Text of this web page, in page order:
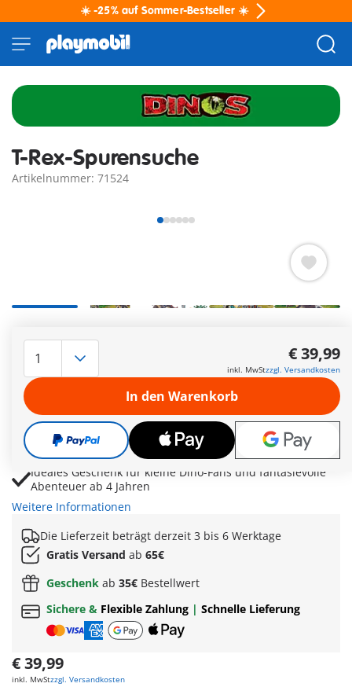
☀️ -25% auf Sommer-Bestseller ☀️
T-Rex-Spurensuche
Artikelnummer: 71524
aufklappbarem Kiefer für realistischen Dinospielspaß
Forscherin mit Motorrad und Anhänger startet spannende
Expeditionen in die Dinosaurierwelt
Fußabdruck, Schlammpfütze und Beuteüberreste sorgen
für aufregende Spurensuche
Lupe, Kamera, Landkarte und Dino-Wissenskarte fördern
spielerisches Entdecken
Ideales Geschenk für kleine Dino-Fans und fantasievolle
Abenteuer ab 4 Jahren
Weitere Informationen
Die Lieferzeit beträgt derzeit 3 bis 6 Werktage
Gratis Versand ab 65€
Geschenk ab 35€ Bestellwert
Sichere & Flexible Zahlung | Schnelle Lieferung
€ 39,99
inkl. MwStzzgl. Versandkosten
€ 39,99
inkl. MwStzzgl. Versandkosten
In den Warenkorb